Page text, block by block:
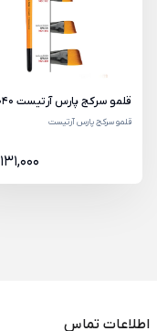
قلمو سرکج پارس آرتیست 2040
قلمو سرکج پارس آرتیست
131,000
اطلاعات تماس